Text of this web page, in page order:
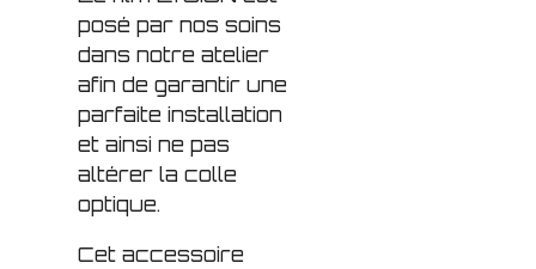
posé par nos soins
dans notre atelier
afin de garantir une
parfaite installation
et ainsi ne pas
altérer la colle
optique.
Cet accessoire